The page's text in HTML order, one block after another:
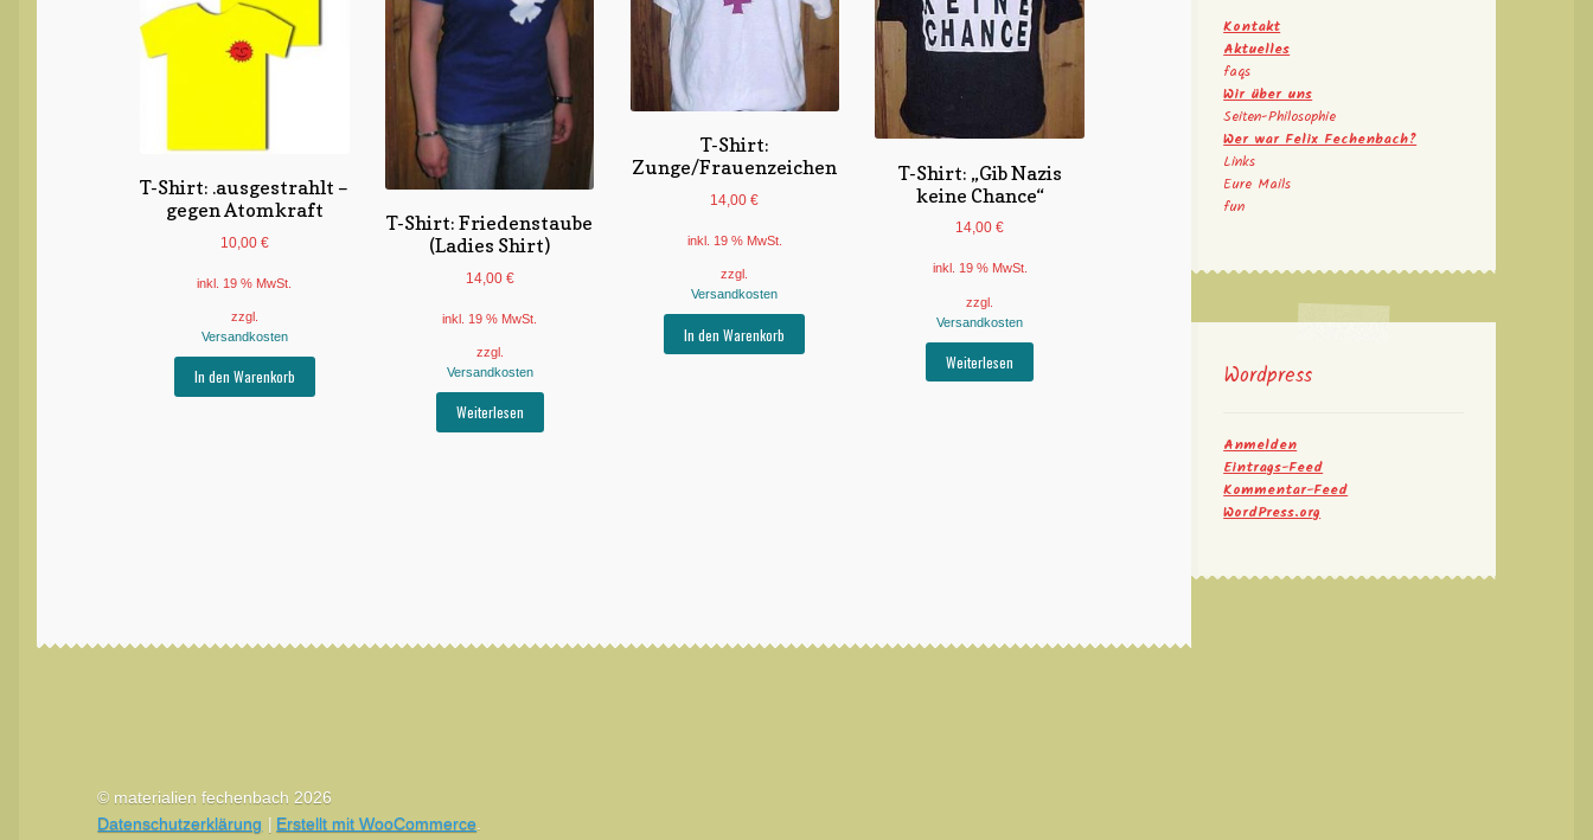
T-Shirt: .ausgestrahlt –
gegen Atomkraft
10,00 €
inkl. 19 % MwSt.
zzgl.
Versandkosten
In den Warenkorb
T-Shirt: Friedenstaube
(Ladies Shirt)
14,00 €
inkl. 19 % MwSt.
zzgl.
Versandkosten
Weiterlesen
T-Shirt:
Zunge/Frauenzeichen
14,00€
inkl. 19 % MwSt.
zzgl.
Versandkosten
In den Warenkorb
T-Shirt: „Gib Nazis
keine Chance“
14,00€
inkl. 19 % MwSt.
zzgl.
Versandkosten
Weiterlesen
Kontakt
Aktuelles
faqs
Wir über uns
Seiten-Philosophie
Wer war Felix Fechenbach?
Links
Eure Mails
fun
Wordpress
Anmelden
Eintrags-Feed
Kommentar-Feed
WordPress.org
© materialien fechenbach 2026
Datenschutzerklärung
Erstellt mit WooCommerce.